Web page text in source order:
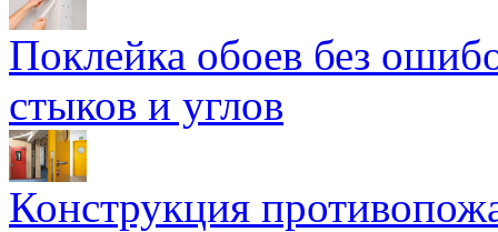
Поклейка обоев без
стыков и углов
Конструкция